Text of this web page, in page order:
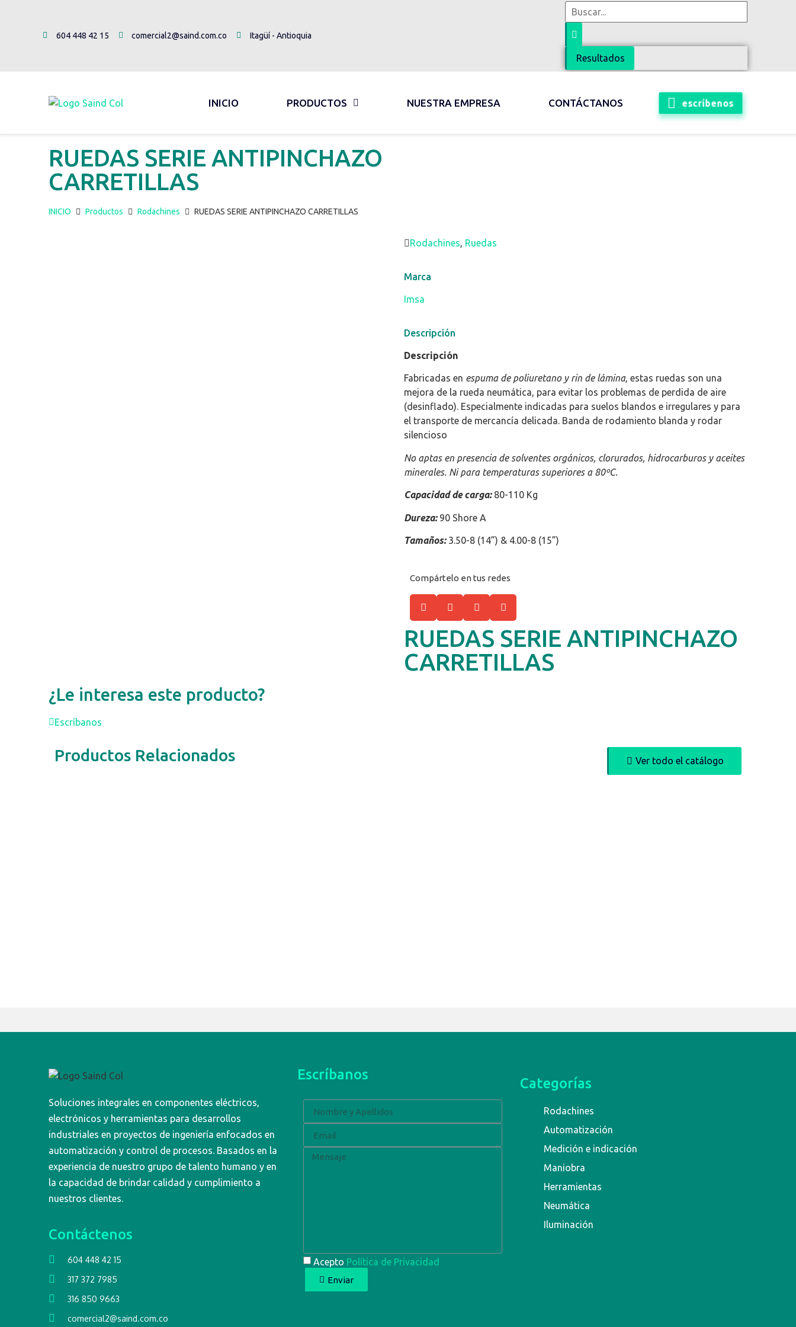
604 448 42 15 comercial2@saind.com.co Itagüí - Antioquia
Resultados
INICIO PRODUCTOS NUESTRA EMPRESA CONTÁCTANOS escríbenos
RUEDAS SERIE ANTIPINCHAZO
CARRETILLAS
INICIO Productos Rodachines RUEDAS SERIE ANTIPINCHAZO CARRETILLAS
Rodachines, Ruedas
Marca
Imsa
Descripción
Descripción
Fabricadas en espuma de poliuretano y rin de lámina, estas ruedas son una
mejora de la rueda neumática, para evitar los problemas de perdida de aire
(desinflado). Especialmente indicadas para suelos blandos e irregulares y para
el transporte de mercancía delicada. Banda de rodamiento blanda y rodar
silencioso
No aptas en presencia de solventes orgánicos, clorurados, hidrocarburos y aceites
minerales. Ni para temperaturas superiores a 80ºC.
Capacidad de carga:80-110 Kg
Dureza:90 Shore A
Tamaños: 3.50-8 (14”) & 4.00-8 (15”)
Compártelo en tus redes
RUEDAS SERIE ANTIPINCHAZO
CARRETILLAS
¿Le interesa este producto?
Escríbanos
Productos Relacionados Ver todo el catálogo
Soluciones integrales en componentes eléctricos,
electrónicos y herramientas para desarrollos
industriales en proyectos de ingeniería enfocados en
automatización y control de procesos. Basados en la
experiencia de nuestro grupo de talento humano y en
la capacidad de brindar calidad y cumplimiento a
nuestros clientes.
Contáctenos
604 448 42 15
317 372 7985
316 850 9663
comercial2@saind.com.co
Escríbanos
Acepto Política de Privacidad
Enviar
Categorías
Rodachines
Automatización
Medición e indicación
Maniobra
Herramientas
Neumática
Iluminación